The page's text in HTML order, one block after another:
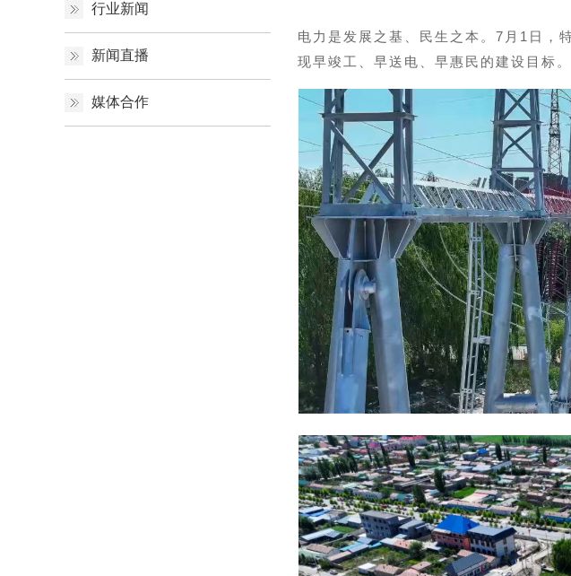
行业新闻
新闻直播
媒体合作
电力是发展之基、民生之本。7月1日，
现早竣工、早送电、早惠民的建设目标。